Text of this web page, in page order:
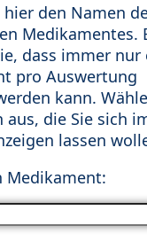
hier den Namen
Medikamentes.
dass immer nur
pro Auswertung
kann.
aus, die Sie sich
lassen
Medikament: